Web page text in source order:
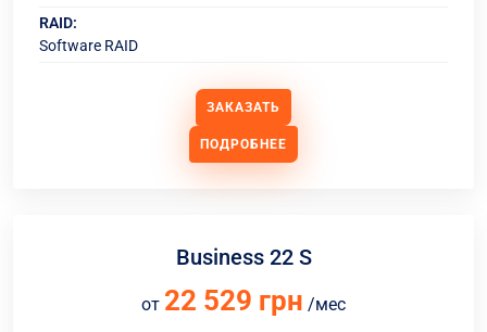
RAID:
Software RAID
ЗАКАЗАТЬ
ПОДРОБНЕЕ
Business 22 S
от 22 529 грн /мес